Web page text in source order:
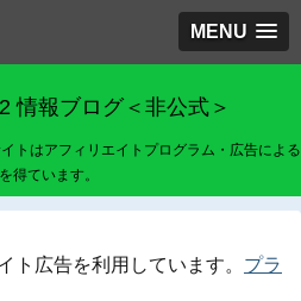
MENU
情報ブログ＜非公式＞
トはアフィリエイトプログラム・広告による
得ています。
ト広告を利用しています。 プラ